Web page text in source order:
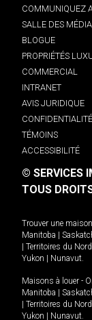
COMMUNIQUEZ
SALLE DES
BLOGUE
PROPRIÉTÉS
COMMERCIAL
INTRANET
AVIS JURIDIQUE
CONFIDENTIALITÉ
TÉMOINS
ACCESSIBILITÉ
© SERVICES
TOUS
Trouver une maison
Manitoba
Territoires du
Yukon
Nunavut.
Maisons à louer -
Manitoba
Territoires du
Yukon
Nunavut.